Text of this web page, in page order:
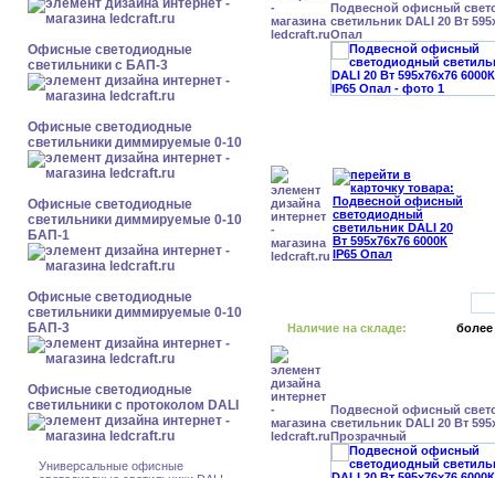
Офисные светодиодные
светильники с БАП-3
Офисные светодиодные
светильники диммируемые 0-10
Офисные светодиодные
светильники диммируемые 0-10
БАП-1
Офисные светодиодные
светильники диммируемые 0-10
БАП-3
Офисные светодиодные
светильники с протоколом DALI
Универсальные офисные
Подвесной офисный
светильник DALI 20 Вт
Опал
Наличие на складе: более
Подвесной офисный
светильник DALI 20 Вт
Прозрачный